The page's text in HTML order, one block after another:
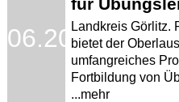
Landkreis Görlitz.
bietet der
umfangreiches
Fortbildung von
...mehr